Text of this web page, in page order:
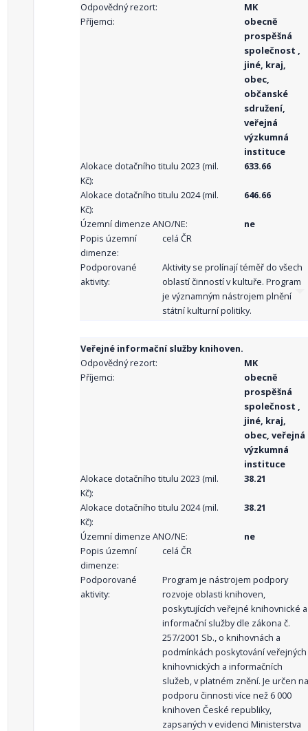
Odpovědný rezort:
MK
Příjemci:
obecně
prospěšná
společnost ,
jiné, kraj,
obec,
občanské
sdružení,
veřejná
výzkumná
instituce
Alokace dotačního titulu 2023 (mil.
Kč):
633.66
Alokace dotačního titulu 2024 (mil.
Kč):
646.66
Územní dimenze ANO/NE:
ne
Popis územní
dimenze:
celá ČR
Podporované
aktivity:
Aktivity se prolínají téměř do všech
oblastí činností v kultuře. Program
je významným nástrojem plnění
státní kulturní politiky.
Veřejné informační služby knihoven.
Odpovědný rezort:
MK
Příjemci:
obecně
prospěšná
společnost ,
jiné, kraj,
obec, veřejná
výzkumná
instituce
Alokace dotačního titulu 2023 (mil.
Kč):
38.21
Alokace dotačního titulu 2024 (mil.
Kč):
38.21
Územní dimenze ANO/NE:
ne
Popis územní
dimenze:
celá ČR
Podporované
aktivity:
Program je nástrojem podpory
rozvoje oblasti knihoven,
poskytujících veřejné knihovnické a
informační služby dle zákona č.
257/2001 Sb., o knihovnách a
podmínkách poskytování veřejných
knihovnických a informačních
služeb, v platném znění. Je určen na
podporu činnosti více než 6 000
knihoven České republiky,
zapsaných v evidenci Ministerstva